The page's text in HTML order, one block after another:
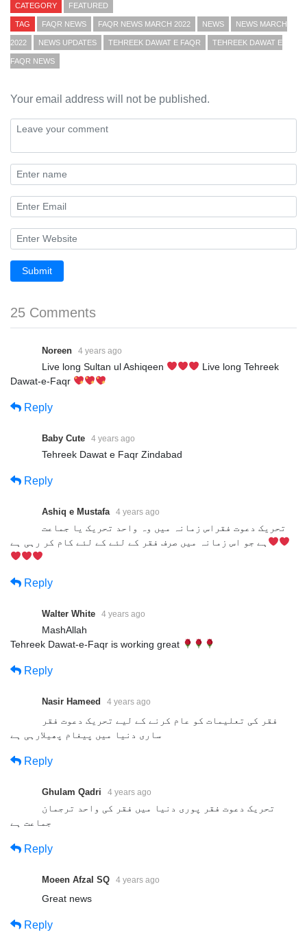
CATEGORY FEATURED
TAG FAQR NEWS FAQR NEWS MARCH 2022 NEWS NEWS MARCH
2022 NEWS UPDATES TEHREEK DAWAT E FAQR TEHREEK DAWAT E
FAQR NEWS
Your email address will not be published.
Submit
25 Comments
Noreen 4 years ago
Live long Sultan ul Ashiqeen
Live long Tehreek
Dawat-e-Faqr
Reply
Baby Cute 4 years ago
Tehreek Dawat e Faqr Zindabad
Reply
Ashiq e Mustafa 4 years ago
تحریک دعوت فقراس زمانہ میں وہ واحد تحریک یا جماعت
ہے جو اس زمانہ میں صرف فقر کے لئے کے لئے کام کر رہی ہے
Reply
Walter White 4 years ago
MashAllah
Tehreek Dawat-e-Faqr is working great
Reply
Nasir Hameed 4 years ago
فقر کی تعلیمات کو عام کرنے کے لیے تحریک دعوت فقر
ساری دنیا میں پیغام پھیلارہی ہے
Reply
Ghulam Qadri 4 years ago
تحریک دعوت فقر پوری دنیا میں فقر کی واحد ترجمان
جماعت ہے
Reply
Moeen Afzal SQ 4 years ago
Great news
Reply